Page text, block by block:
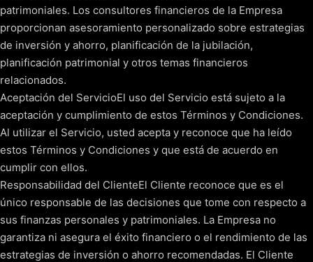
patrimoniales. Los consultores financieros de la Empresa
proporcionan asesoramiento personalizado sobre estrategias
de inversión y ahorro, planificación de la jubilación,
planificación patrimonial y otros temas financieros
relacionados.
Aceptación del ServicioEl uso del Servicio está sujeto a la
aceptación y cumplimiento de estos Términos y Condiciones.
Al utilizar el Servicio, usted acepta y reconoce que ha leído
estos Términos y Condiciones y que está de acuerdo en
cumplir con ellos.
Responsabilidad del ClienteEl Cliente reconoce que es el
único responsable de las decisiones que tome con respecto a
sus finanzas personales y patrimoniales. La Empresa no
garantiza ni asegura el éxito financiero o el rendimiento de las
estrategias de inversión o ahorro recomendadas. El Cliente